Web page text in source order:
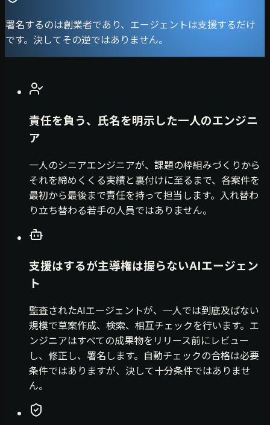
署名するのは創業者であり、エージェントは支援するだけ
です。決してその逆ではありません。
責任を負う、氏名を明示した一人のエンジニ
ア
一人のシニアエンジニアが、課題の枠組みづくりから
それを締めくくる実績と裏付けに至るまで、各案件を
最初から最後まで責任を持って担当します。入れ替わ
り立ち替わる若手の人員ではありません。
支援はするが主導権は握らないAIエージェン
ト
監査されたAIエージェントが、一人では到底及ばない
規模で草案作成、検索、相互チェックを行います。エ
ンジニアはすべての成果物をリリース前にレビュー
し、修正し、署名します。自動チェックの合格は必要
条件ではありますが、決して十分条件ではありませ
ん。